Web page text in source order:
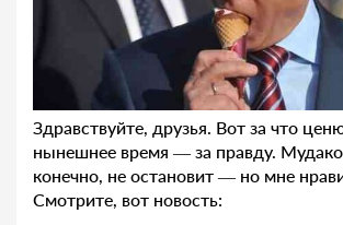
Здравствуйте, друзья. Вот за что
нынешнее время — за правду.
конечно, не остановит — но мне
Смотрите, вот новость: